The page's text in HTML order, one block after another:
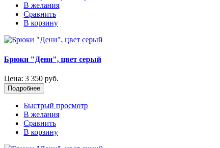
В желания
Сравнить
В корзину
Брюки "Дени", цвет серый
Цена: 3 350 руб.
Подробнее
Быстрый просмотр
В желания
Сравнить
В корзину